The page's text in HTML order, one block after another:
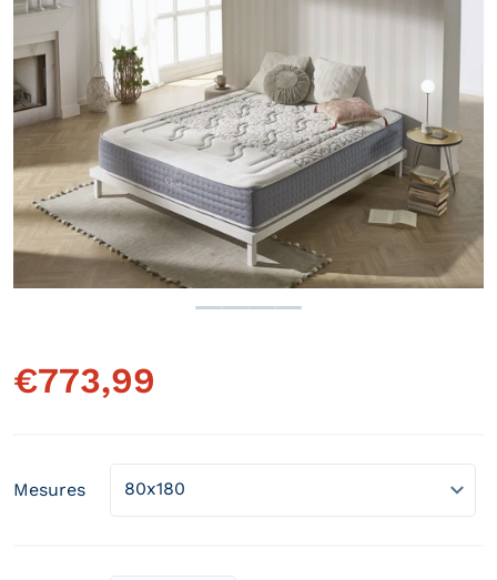
Ouvrir le média 1 en vue
€773,99
Mesures